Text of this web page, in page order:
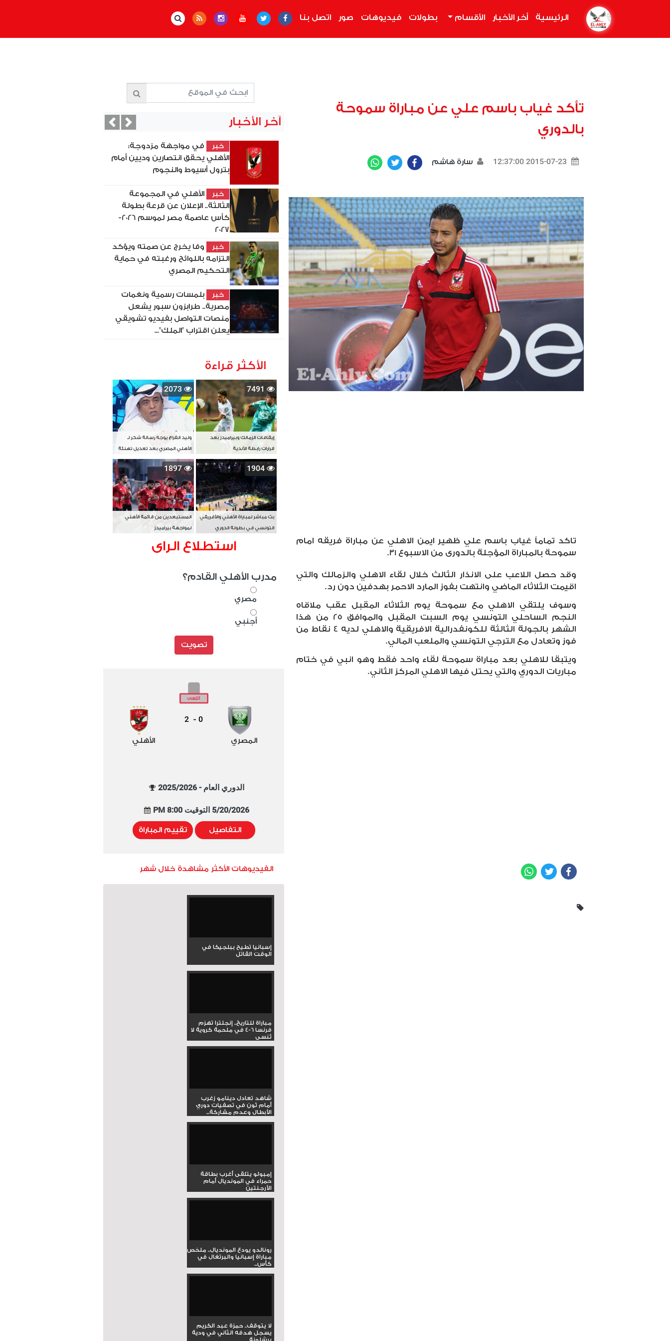
الرئيسية أخر الأخبار الأقسام بطولات فيديوهات صور اتصل بنا
تأكد غياب باسم علي عن مباراة سموحة
بالدوري
2015-07-23 12:37:00 سارة هاشم Facebook
Twitter
تاكد تماماً غياب باسم علي ظهير ايمن الاهلي عن مباراة فريقه امام
سموحة بالمباراة المؤجلة بالدورى من الاسبوع 31.
وقد حصل اللاعب على الانذار الثالث خلال لقاء الاهلي والزمالك والتي
اقيمت الثلاثاء الماضي وانتهت بفوز المارد الاحمر بهدفين دون رد.
وسوف يلتقي الاهلي مع سموحة يوم الثلاثاء المقبل عقب ملاقاه
النجم الساحلي التونسي يوم السبت المقبل والموافق 25 من هذا
الشهر بالجولة الثالثة للكونفدرالية الافريقية والاهلي لديه 4 نقاط من
فوز وتعادل مع الترجي التونسي والملعب المالي.
ويتبقا للاهلي بعد مباراة سموحة لقاء واحد فقط وهو انبي في ختام
مباريات الدوري والتي يحتل فيها الاهلي المركز الثاني.
Facebook
Twitter
آخر الأخبار
خبر
في مواجهة مزدوجة:
الأهلي يحقق انتصارين وديين أمام
بترول أسيوط والنجوم
خبر
الأهلي في المجموعة
الثالثة.. الإعلان عن قرعة بطولة
كأس عاصمة مصر لموسم 2026-
2027
خبر
وفا يخرج عن صمته ويؤكد
التزامه باللوائح ورغبته في حماية
التحكيم المصري
خبر
بلمسات رسمية ونغمات
مصرية.. طرابزون سبور يشعل
منصات التواصل بفيديو تشويقي
يعلن اقتراب "الملك"...
PreviousNext
الأكثر قراءة
7491
إيقافات الزمالك وبيراميدز بعد
قرارات رابطة الأندية
2073
وليد الفراج يوجه رسالة شكر لـ
الأهلي المصري بعد تعديل تهنئة
بطل آسيا
1904
بث مباشر لمباراة الأهلي والأفريقي
التونسي في بطولة الدوري
1897
المستبعدين من قائمة الأهلي
لمواجهة بيراميدز
استطلاع الراى
مدرب الأهلي القادم؟
مصري
أجنبي
تصويت
المصري
0
-
2
الأهلي
الدوري العام - 2025/2026
5/20/2026 التوقيت 8:00 PM
التفاصيل تقييم المباراة
الفيديوهات الأكثر مشاهدة خلال شهر
إسبانيا تطيح ببلجيكا في
الوقت القاتل
مباراة للتاريخ.. إنجلترا تهزم
فرنسا 6-4 في ملحمة كروية لا
تُنسى
شاهد تعادل دينامو زغرب
أمام ثون في تصفيات دوري
الأبطال وعدم مشاركة...
إمبولو يتلقى أغرب بطاقة
حمراء في المونديال أمام
الأرجنتين
رونالدو يودع المونديال.. ملخص
مباراة إسبانيا والبرتغال في
كأس...
لا يتوقف.. حمزة عبد الكريم
يسجل هدفه الثاني في ودية
برشلونة